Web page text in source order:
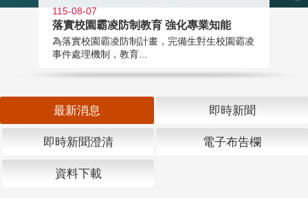
115-08-07
落實校園霸凌防制教育 強化專業知能
為落實校園霸凌防制計畫，完備生對生校園霸凌
事件處理機制，教育...
最新消息 即時新聞
即時新聞澄清 電子布告欄
資料下載